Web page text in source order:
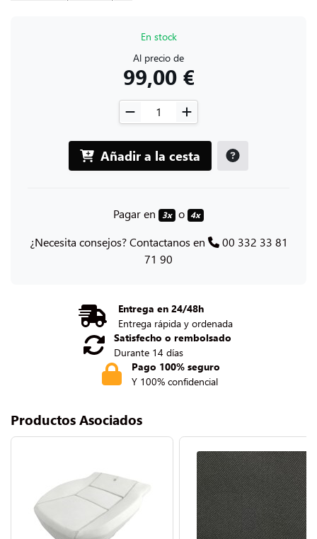
En stock
Al precio de
99,00 €
Añadir a la cesta
Pagar en 3x o 4x
¿Necesita consejos? Contactanos en
00 332 33 81
71 90
Entrega en 24/48h
Entrega rápida y ordenada
Satisfecho o rembolsado
Durante 14 días
Pago 100% seguro
Y 100% confidencial
Productos Asociados